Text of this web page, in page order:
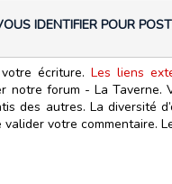
IDENTIFIER POUR
écriture.Les liens
notre forum - La
des autres. La diversité
valider votre commentaire.